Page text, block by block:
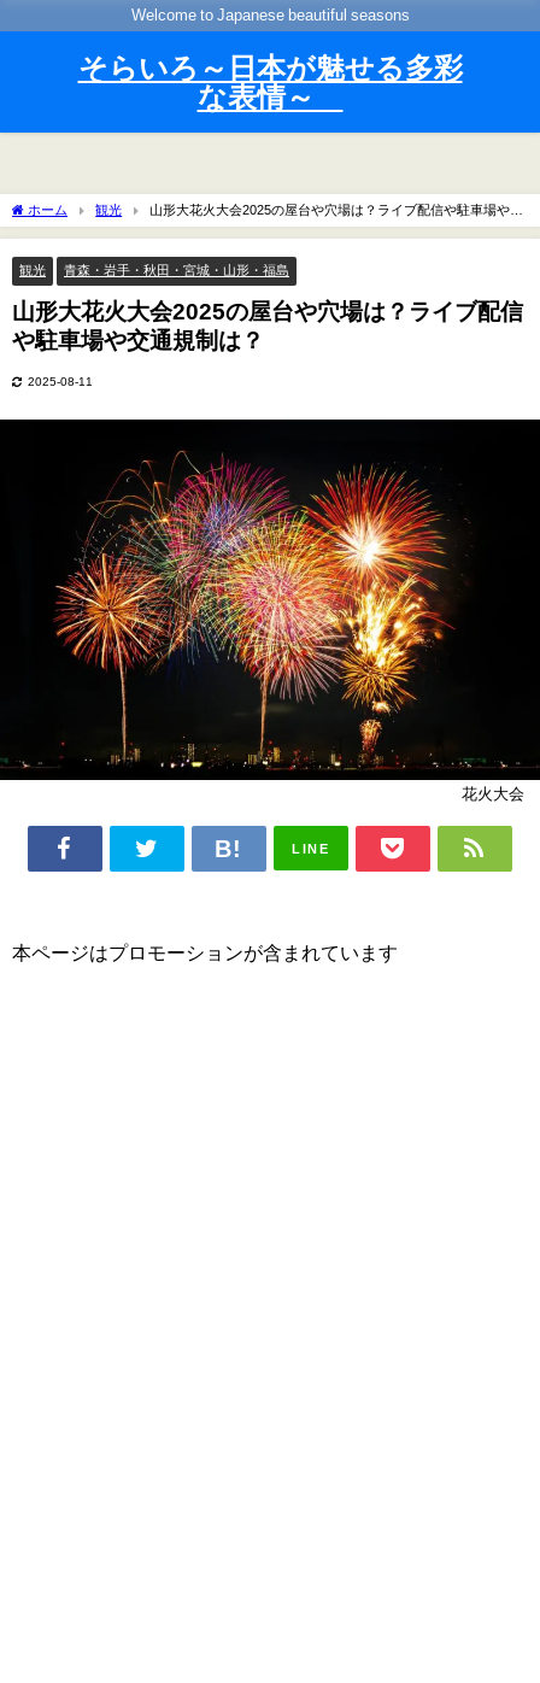
Welcome to Japanese beautiful seasons
そらいろ～日本が魅せる多彩
な表情～
ホーム 観光
山形大花火大会2025の屋台や穴場は？ライブ配信や駐車場や交
通規制は？
観光 青森・岩手・秋田・宮城・山形・福島
山形大花火大会2025の屋台や穴場は？ライブ配信
や駐車場や交通規制は？
2025-08-11
花火大会
LINE
本ページはプロモーションが含まれています